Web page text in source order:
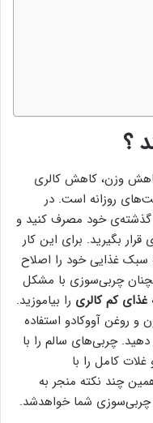
؟
وزن، کاهش کالری
روزانه است. در
گذشته‌ی خود مصرف کنید و
قرار بگیرید. برای این کار
سبک غذایی خود را اصلاح
چربی‌سوزی با مشکل
غذای کم کالری را بیاموزید.
روغن آووکادو استفاده
چربی‌های سالم را با
کامل را با
چند نکته منجر به
چربی‌سوزی شما خواهدشد.